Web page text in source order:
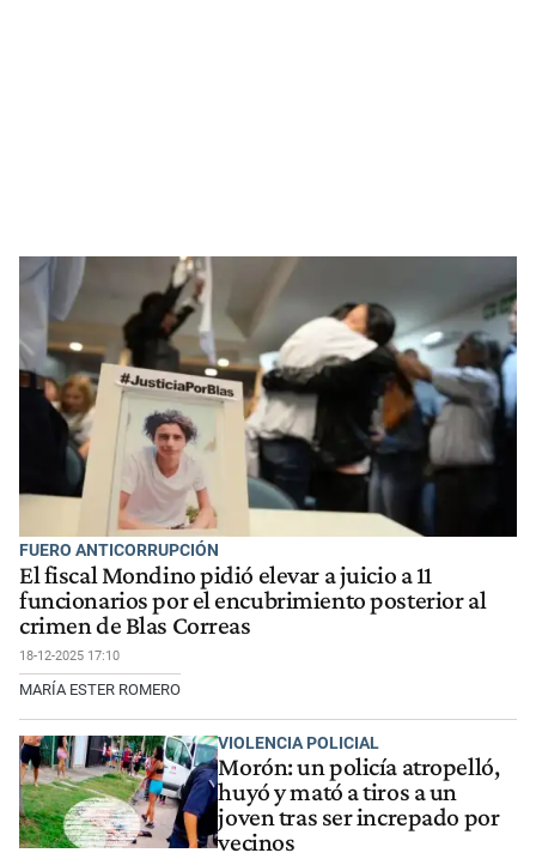
FUERO ANTICORRUPCIÓN
El fiscal Mondino pidió elevar a juicio a 11
funcionarios por el encubrimiento posterior al
crimen de Blas Correas
18-12-2025 17:10
MARÍA ESTER ROMERO
VIOLENCIA POLICIAL
Morón: un policía atropelló,
huyó y mató a tiros a un
joven tras ser increpado por
vecinos